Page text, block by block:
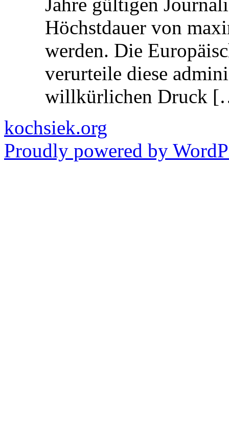
Jahre gültigen
Höchstdauer von
werden. Die
verurteile diese
willkürlichen Druck
kochsiek.org
Proudly powered by